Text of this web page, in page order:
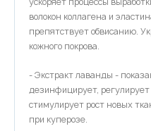
волокон коллагена и
препятствует обвисанию.
кожного покрова.
- Экстракт лаванды -
дезинфицирует,
стимулирует рост новых
при куперозе.